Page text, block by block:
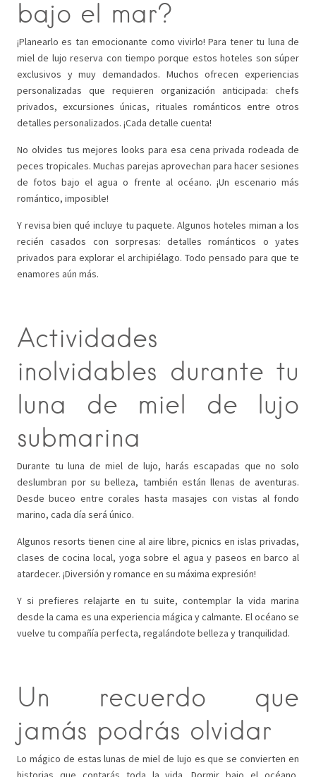
bajo el mar?
¡Planearlo es tan emocionante como vivirlo! Para tener tu luna de
miel de lujo reserva con tiempo porque estos hoteles son súper
exclusivos y muy demandados. Muchos ofrecen experiencias
personalizadas que requieren organización anticipada: chefs
privados, excursiones únicas, rituales románticos entre otros
detalles personalizados. ¡Cada detalle cuenta!
No olvides tus mejores looks para esa cena privada rodeada de
peces tropicales. Muchas parejas aprovechan para hacer sesiones
de fotos bajo el agua o frente al océano. ¡Un escenario más
romántico, imposible!
Y revisa bien qué incluye tu paquete. Algunos hoteles miman a los
recién casados con sorpresas: detalles románticos o yates
privados para explorar el archipiélago. Todo pensado para que te
enamores aún más.
Actividades
inolvidables durante tu
luna de miel de lujo
submarina
Durante tu luna de miel de lujo, harás escapadas que no solo
deslumbran por su belleza, también están llenas de aventuras.
Desde buceo entre corales hasta masajes con vistas al fondo
marino, cada día será único.
Algunos resorts tienen cine al aire libre, picnics en islas privadas,
clases de cocina local, yoga sobre el agua y paseos en barco al
atardecer. ¡Diversión y romance en su máxima expresión!
Y si prefieres relajarte en tu suite, contemplar la vida marina
desde la cama es una experiencia mágica y calmante. El océano se
vuelve tu compañía perfecta, regalándote belleza y tranquilidad.
Un recuerdo que
jamás podrás olvidar
Lo mágico de estas lunas de miel de lujo es que se convierten en